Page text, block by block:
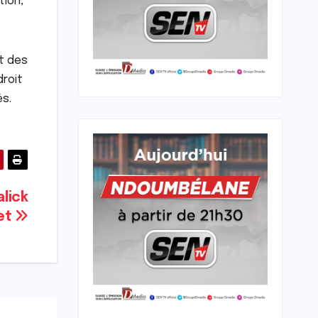
des